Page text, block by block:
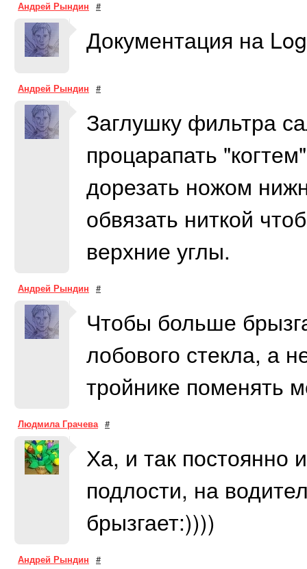
Андрей Рындин #
Документация на
Андрей Рындин #
Заглушку фильтра
процарапать
дорезать ножом
обвязать ниткой
верхние углы.
Андрей Рындин #
Чтобы больше
лобового стекла, а
тройнике поменять
Людмила Грачева #
Ха, и так постоянно
подлости, на
брызгает:))))
Андрей Рындин #